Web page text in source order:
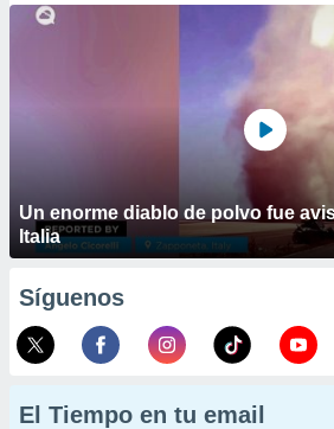
Un enorme diablo de polvo fue
Italia
Síguenos
El Tiempo en tu email